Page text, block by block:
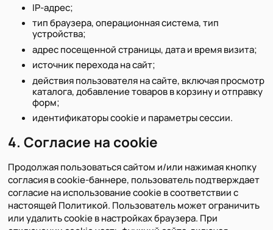
IP-адрес;
тип браузера, операционная система, тип
устройства;
адрес посещенной страницы, дата и время визита;
источник перехода на сайт;
действия пользователя на сайте, включая просмотр
каталога, добавление товаров в корзину и отправку
форм;
идентификаторы cookie и параметры сессии.
4. Согласие на cookie
Продолжая пользоваться сайтом и/или нажимая кнопку
согласия в cookie-баннере, пользователь подтверждает
согласие на использование cookie в соответствии с
настоящей Политикой. Пользователь может ограничить
или удалить cookie в настройках браузера. При